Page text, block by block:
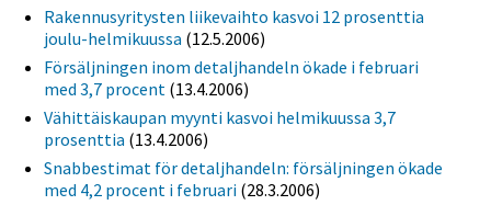
Rakennusyritysten liikevaihto kasvoi 12 prosenttia
joulu-helmikuussa (12.5.2006)
Försäljningen inom detaljhandeln ökade i februari
med 3,7 procent (13.4.2006)
Vähittäiskaupan myynti kasvoi helmikuussa 3,7
prosenttia (13.4.2006)
Snabbestimat för detaljhandeln: försäljningen ökade
med 4,2 procent i februari (28.3.2006)